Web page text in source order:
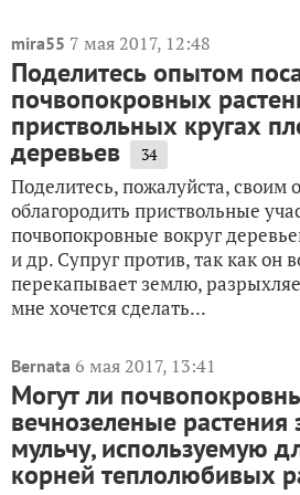
mira55 7 мая 2017, 12:48
Поделитесь опытом
почвопокровных
приствольных кругах
деревьев 34
Поделитесь, пожалуйста, своим
облагородить приствольные
почвопокровные вокруг
и др. Супруг против, так как он
перекапывает землю,
мне хочется сделать...
Bernata 6 мая 2017, 13:41
Могут ли
вечнозеленые
мульчу, используемую
корней теплолюбивых